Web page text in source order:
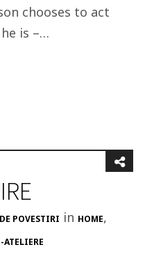
chooses to act
is –…
POVESTIRI in HOME,